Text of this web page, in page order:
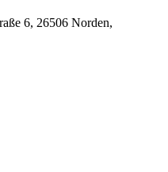
6, 26506 Norden,